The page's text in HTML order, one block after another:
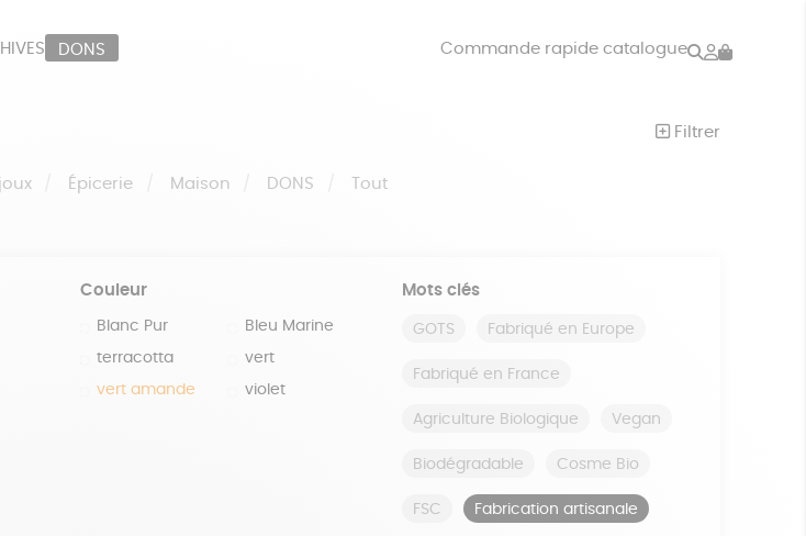
DONS Commande rapide catalogue Rechercher
Mon
Filtrer
Épicerie Maison DONS Tout
Couleur
Blanc Pur Bleu Marine
terracotta vert
vert amande violet
Mots clés
GOTS Fabriqué en Europe
Fabriqué en France
Agriculture Biologique Vegan
Biodégradable Cosme Bio
FSC Fabrication artisanale